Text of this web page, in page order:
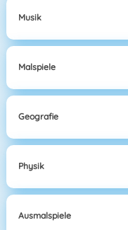
Musik
Malspiele
Geografie
Physik
Ausmalspiele